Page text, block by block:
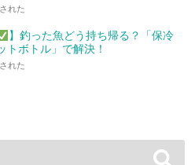
れた
】釣った魚どう持ち帰る？「保冷
トボトル」で解決！
れた